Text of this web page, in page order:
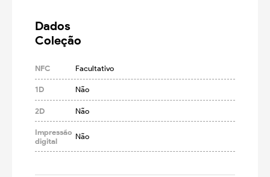
Dados
Coleção
NFC Facultativo
1D Não
2D Não
Impressão
digital
Não